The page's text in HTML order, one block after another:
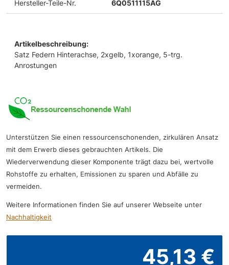
Hersteller-Teile-Nr. 6Q0511115AG
Artikelbeschreibung:
Satz Federn Hinterachse, 2xgelb, 1xorange, 5-trg.
Anrostungen
Unterstützen Sie einen ressourcenschonenden, zirkulären Ansatz
mit dem Erwerb dieses gebrauchten Artikels. Die
Wiederverwendung dieser Komponente trägt dazu bei, wertvolle
Rohstoffe zu erhalten, Emissionen zu sparen und Abfälle zu
vermeiden.
Weitere Informationen finden Sie auf unserer Webseite unter
Nachhaltigkeit
45,13 €